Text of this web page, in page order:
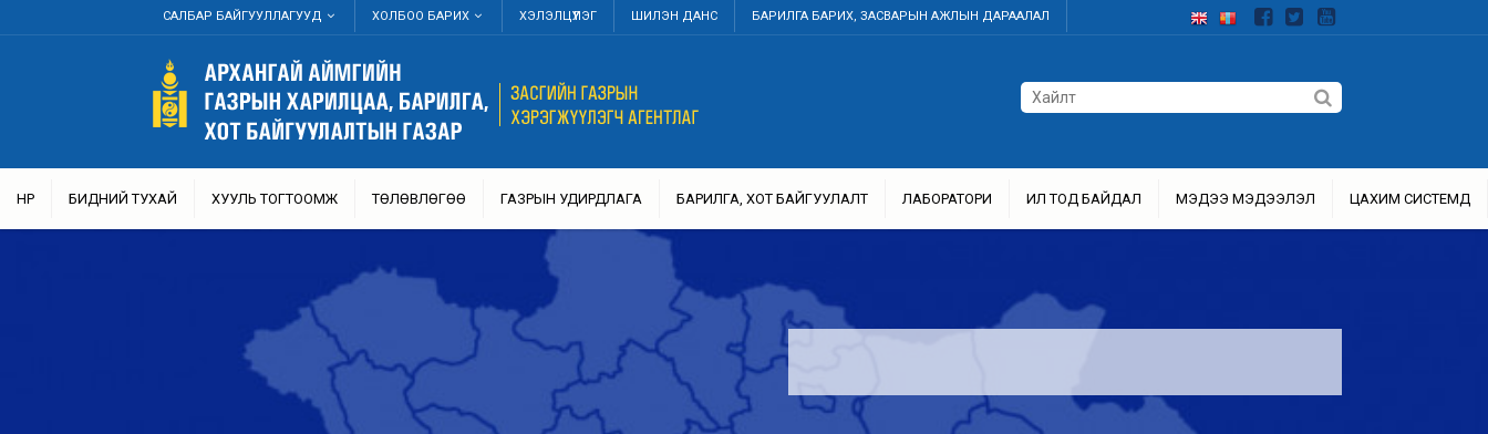
САЛБАР БАЙГУУЛЛАГУУД ХОЛБОО БАРИХ ХЭЛЭЛЦҮҮЛЭГ ШИЛЭН ДАНС БАРИЛГА БАРИХ, ЗАСВАРЫН АЖЛЫН ДАРААЛАЛ
НҮҮР БИДНИЙ ТУХАЙ ХУУЛЬ ТОГТООМЖ ТӨЛӨВЛӨГӨӨ ГАЗРЫН УДИРДЛАГА БАРИЛГА, ХОТ БАЙГУУЛАЛТ ЛАБОРАТОРИ ИЛ ТОД БАЙДАЛ МЭДЭЭ МЭДЭЭЛЭЛ ЦАХИМ СИСТЕМҮҮД